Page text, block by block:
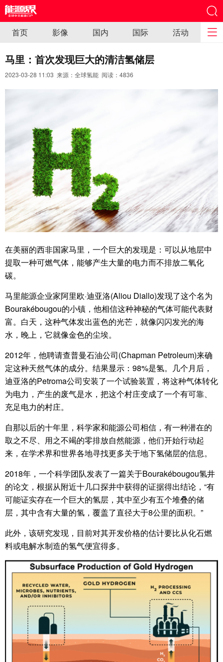
首页 影像 国内 国际 活动
马里：首次发现巨大的清洁氢储层
2023-03-28 11:03 来源：全球氢能 阅读： 4836
在美丽的西非国家马里，一个巨大的发现是：可以从地层中
提取一种可燃气体，能够产生大量的电力而不排放二氧化
碳。
马里能源企业家阿里欧·迪亚洛(Aliou Diallo)发现了这个名为
Bourakébougou的小镇，他相信这种神秘的气体可能代表财
富。白天，这种气体发出蓝色的光芒，就像闪闪发光的海
水，晚上，它就像金色的尘埃。
2012年，他聘请查普曼石油公司(Chapman Petroleum)来确
定这种天然气体的成分。结果显示：98%是氢。几个月后，
迪亚洛的Petroma公司安装了一个试验装置，将这种气体转化
为电力，产生的废气是水，把这个村庄变成了一个有可靠、
充足电力的村庄。
自那以后的十年里，科学家和能源公司相信，有一种潜在的
取之不尽、用之不竭的零排放自然能源，他们开始行动起
来，在学术界和世界各地寻找更多关于地下氢储层的信息。
2018年，一个科学团队发表了一篇关于Bourakébougou氢井
的论文，根据从附近十几口探井中获得的证据得出结论，“有
可能证实存在一个巨大的氢层，其中至少有五个堆叠的储
层，其中含有大量的氢，覆盖了直径大于8公里的面积。”
此外，该研究发现，目前对其开发价格的估计要比从化石燃
料或电解水制造的氢气便宜得多。